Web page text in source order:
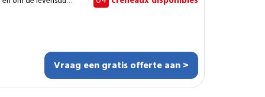
en kosten te
van een
Vraag een gratis offerte aan >